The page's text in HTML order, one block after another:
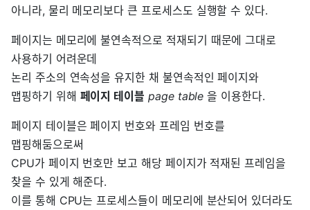
아니라, 물리 메모리보다 큰 프로세스도 실행할 수 있다.
페이지는 메모리에 불연속적으로 적재되기 때문에 그대로
사용하기 어려운데
논리 주소의 연속성을 유지한 채 불연속적인 페이지와
맵핑하기 위해 페이지 테이블 page table 을 이용한다.
페이지 테이블은 페이지 번호와 프레임 번호를
맵핑해둠으로써
CPU가 페이지 번호만 보고 해당 페이지가 적재된 프레임을
찾을 수 있게 해준다.
이를 통해 CPU는 프로세스들이 메모리에 분산되어 있더라도